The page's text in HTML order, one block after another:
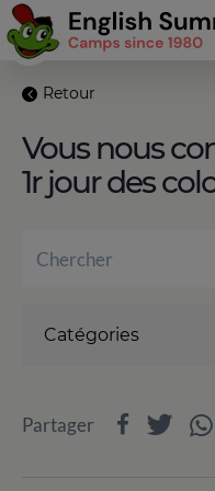
Retour
Vous nous
1r jour des
Catégories
Partager